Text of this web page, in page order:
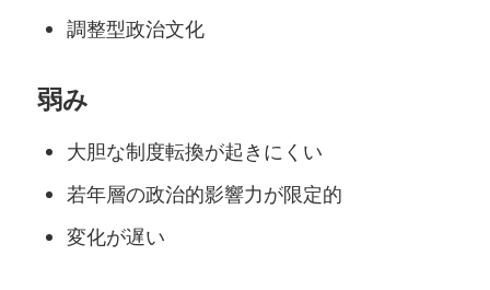
調整型政治文化
弱み
大胆な制度転換が起きにくい
若年層の政治的影響力が限定的
変化が遅い